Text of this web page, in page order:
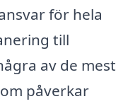
för hela
till
av de mest
påverkar